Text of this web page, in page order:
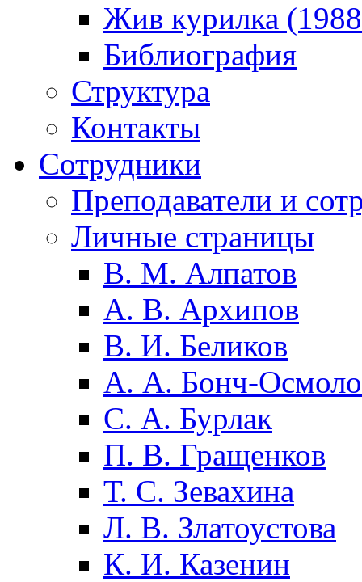
Жив курилка
Библиография
Структура
Контакты
Сотрудники
Преподаватели и
Личные страницы
В. М. Алпатов
А. В. Архипов
В. И. Беликов
А. А. Бонч-
С. А. Бурлак
П. В. Гращенков
Т. С. Зевахина
Л. В. Златоустова
К. И. Казенин